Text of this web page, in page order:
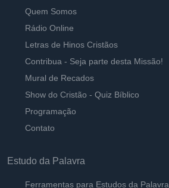
Quem Somos
Rádio Online
Letras de Hinos Cristãos
Contribua - Seja parte desta Missão!
Mural de Recados
Show do Cristão - Quiz Bíblico
Programação
Contato
Estudo da Palavra
Ferramentas para Estudos da Palavra